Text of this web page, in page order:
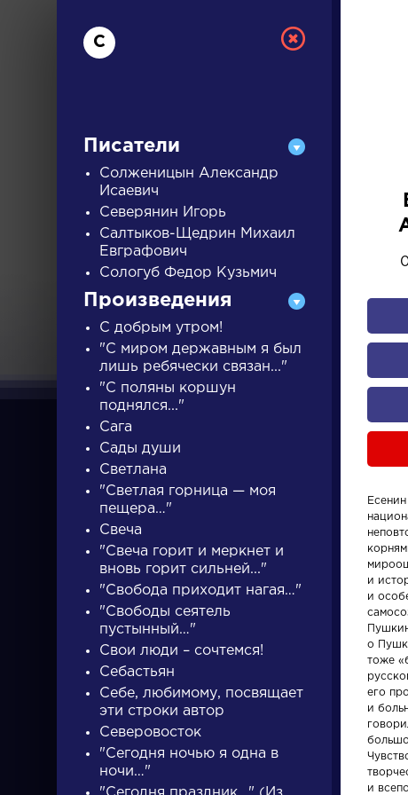
ДЛЯ
А Б В Г Д З
писатели
Словарь
аллегория На птичку
С
Писатели
Солженицын Александр
Исаевич
Северянин Игорь
Салтыков-Щедрин Михаил
Евграфович
Сологуб Федор Кузьмич
Произведения
С добрым утром!
"С миром державным я был
лишь ребячески связан..."
"С поляны коршун
поднялся..."
Сага
Сады души
Светлана
"Светлая горница — моя
пещера…"
Свеча
"Свеча горит и меркнет и
вновь горит сильней..."
"Свобода приходит нагая…"
"Свободы сеятель
пустынный…"
Свои люди – сочтемся!
Себастьян
Себе, любимому, посвящает
эти строки автор
Северовосток
"Сегодня ночью я одна в
ночи…"
и
и
о
тоже
его
и
и